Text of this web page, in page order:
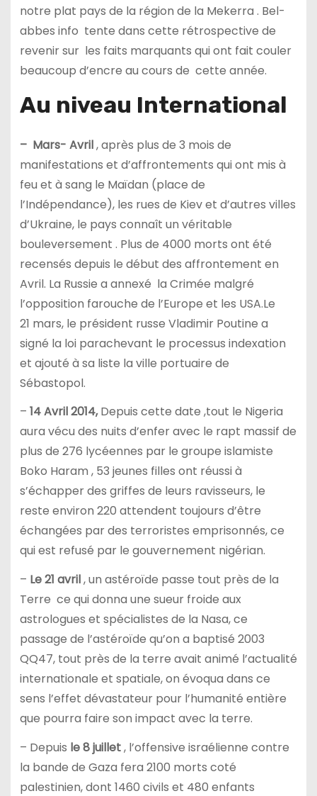
notre plat pays de la région de la Mekerra . Bel-
abbes info tente dans cette rétrospective de
revenir sur les faits marquants qui ont fait couler
beaucoup d’encre au cours de cette année.
Au niveau International
– Mars- Avril, après plus de 3 mois de
manifestations et d’affrontements qui ont mis à
feu et à sang le Maïdan (place de
l’Indépendance), les rues de Kiev et d’autres villes
d’Ukraine, le pays connaît un véritable
bouleversement . Plus de 4000 morts ont été
recensés depuis le début des affrontement en
Avril. La Russie a annexé la Crimée malgré
l’opposition farouche de l’Europe et les USA.Le
21 mars, le président russe Vladimir Poutine a
signé la loi parachevant le processus indexation
et ajouté à sa liste la ville portuaire de
Sébastopol.
– 14Avril 2014,Depuis cette date ,tout le Nigeria
aura vécu des nuits d’enfer avec le rapt massif de
plus de 276 lycéennes par le groupe islamiste
Boko Haram , 53 jeunes filles ont réussi à
s’échapper des griffes de leurs ravisseurs, le
reste environ 220 attendent toujours d’être
échangées par des terroristes emprisonnés, ce
qui est refusé par le gouvernement nigérian.
– Le 21 avril, un astéroïde passe tout près de la
Terre ce qui donna une sueur froide aux
astrologues et spécialistes de la Nasa, ce
passage de l’astéroïde qu’on a baptisé 2003
QQ47, tout près de la terre avait animé l’actualité
internationale et spatiale, on évoqua dans ce
sens l’effet dévastateur pour l’humanité entière
que pourra faire son impact avec la terre.
– Depuis le 8 juillet, l’offensive israélienne contre
la bande de Gaza fera 2100 morts coté
palestinien, dont 1460 civils et 480 enfants